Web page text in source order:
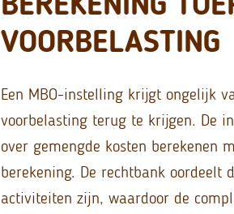
VOORBELASTING
Een MBO-instelling krijgt ongelijk
voorbelasting terug te krijgen. De
over gemengde kosten berekenen
berekening. De rechtbank
activiteiten zijn, waardoor de